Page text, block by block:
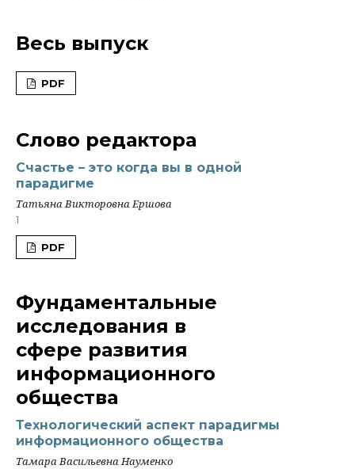
Весь выпуск
PDF
Слово редактора
Счастье – это когда вы в одной
парадигме
Татьяна Викторовна Ершова
1
PDF
Фундаментальные
исследования в
сфере развития
информационного
общества
Технологический аспект парадигмы
информационного общества
Тамара Васильевна Науменко